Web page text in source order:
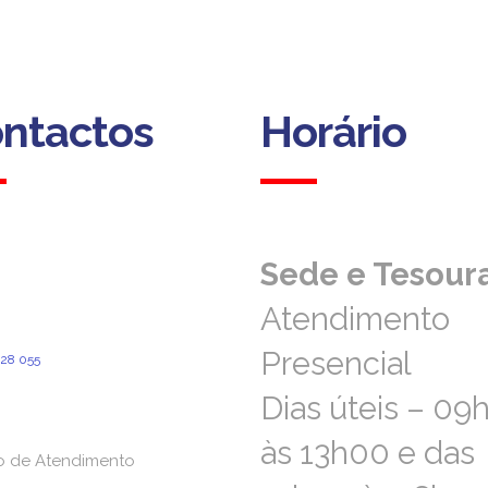
055
de Atendimento
de Atendimento
Horário
Horário
Sede e
Atendimento
Presencial
Dias úteis –
às 13h00 e das
Sede e
Atendimento
Presencial
Dias úteis –
às 13h00 e das